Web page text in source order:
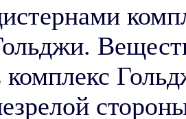
комплекс